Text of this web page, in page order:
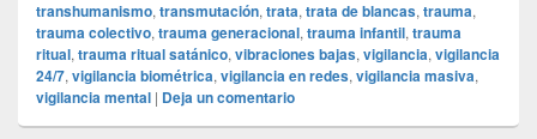
transhumanismo, transmutación, trata, trata de blancas, trauma,
trauma colectivo, trauma generacional, trauma infantil, trauma
ritual, trauma ritual satánico, vibraciones bajas, vigilancia, vigilancia
24/7, vigilancia biométrica, vigilancia en redes, vigilancia masiva,
vigilancia mental | Deja un comentario